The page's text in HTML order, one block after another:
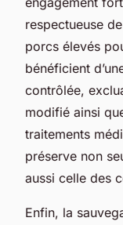
respectueuse
porcs élevés
bénéficient
contrôlée,
modifié ainsi
traitements
préserve non
aussi celle des
Enfin, la